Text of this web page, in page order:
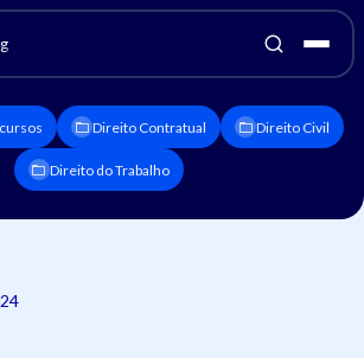
Direito Contratual Direito Civil
Direito do Trabalho